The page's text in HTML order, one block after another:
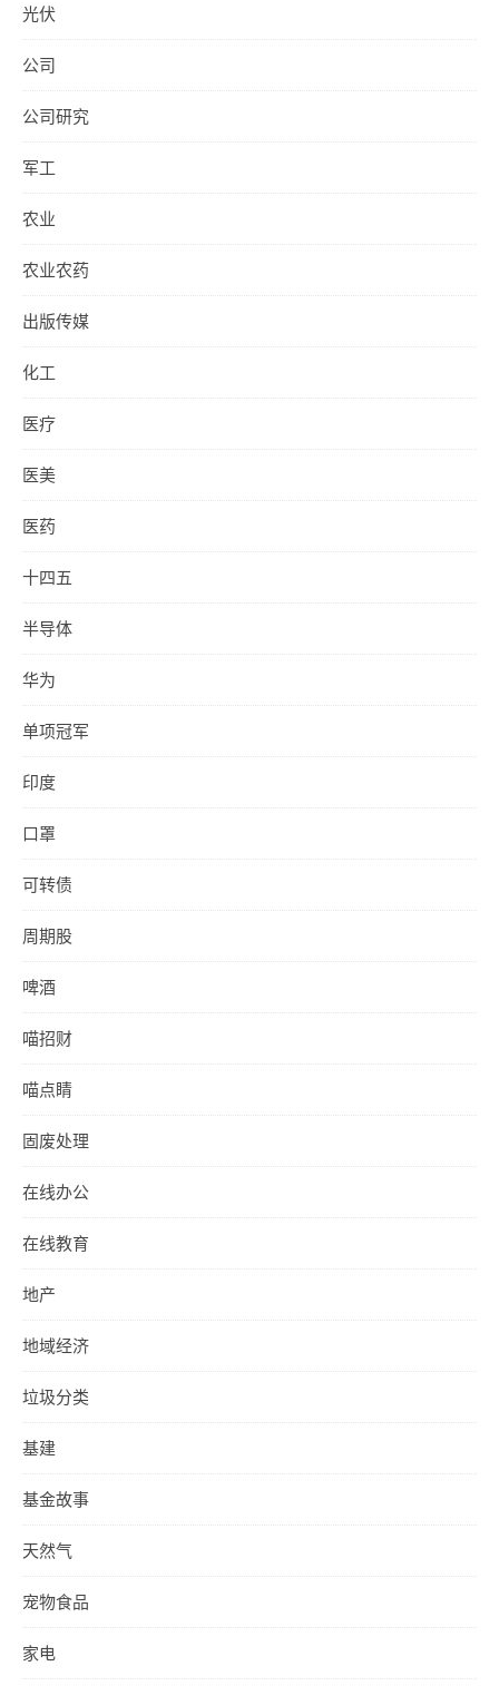
光伏
公司
公司研究
军工
农业
农业农药
出版传媒
化工
医疗
医美
医药
十四五
半导体
华为
单项冠军
印度
口罩
可转债
周期股
啤酒
喵招财
喵点睛
固废处理
在线办公
在线教育
地产
地域经济
垃圾分类
基建
基金故事
天然气
宠物食品
家电